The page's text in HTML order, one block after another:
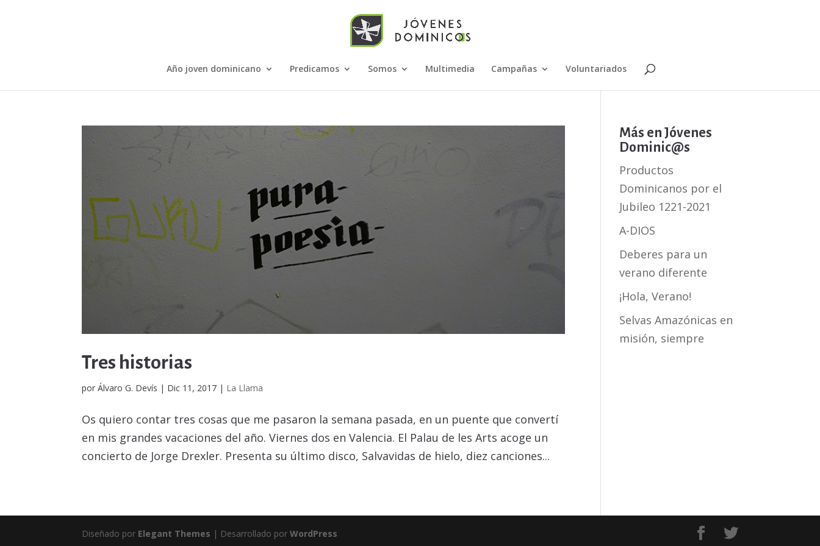
Año joven dominicano Predicamos Somos Multimedia Campañas Voluntariados
Tres historias
porÁlvaro G. Devís | Dic 11, 2017 | La Llama
Os quiero contar tres cosas que me pasaron la semana pasada, en un puente que convertí
en mis grandes vacaciones del año. Viernes dos en Valencia. El Palau de les Arts acoge un
concierto de Jorge Drexler. Presenta su último disco, Salvavidas de hielo, diez canciones...
Más en Jóvenes
Dominic@s
Productos
Dominicanos por el
Jubileo 1221-2021
A-DIOS
Deberes para un
verano diferente
¡Hola, Verano!
Selvas Amazónicas en
misión, siempre
Diseñado por Elegant Themes | Desarrollado porWordPress